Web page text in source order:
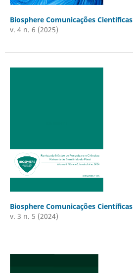
Biosphere Comunicações Científicas
v. 4 n. 6 (2025)
Biosphere Comunicações Científicas
v. 3 n. 5 (2024)